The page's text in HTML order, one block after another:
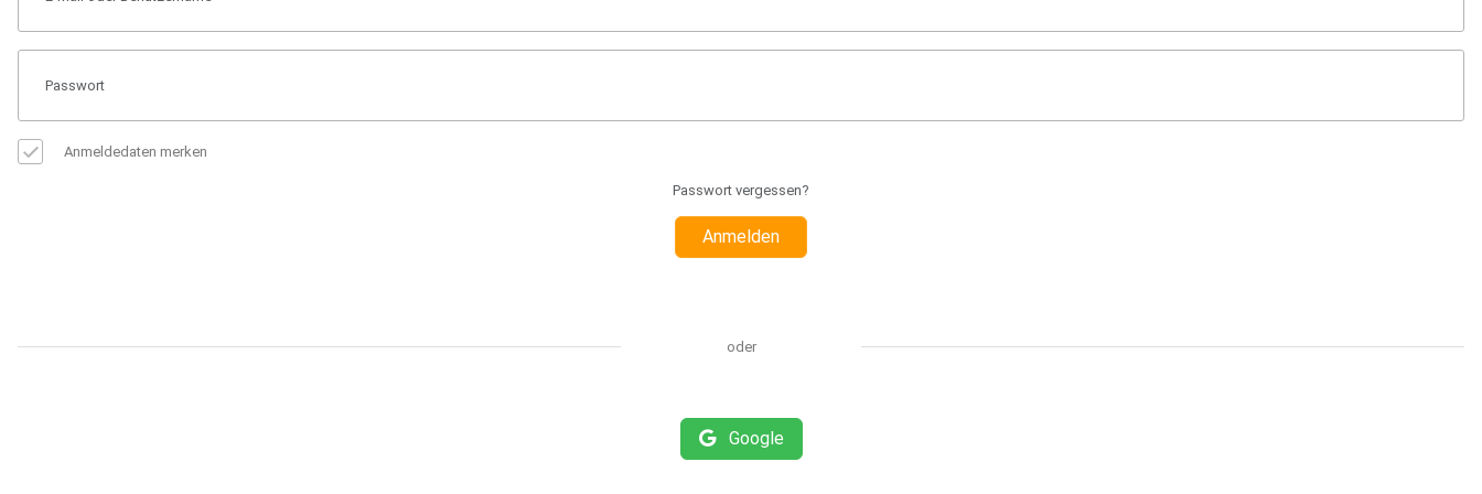
Anmeldedaten merken
Passwort vergessen?
Anmelden
oder
Google